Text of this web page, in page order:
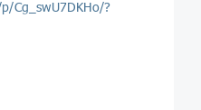
Cg_swU7DKHo/?